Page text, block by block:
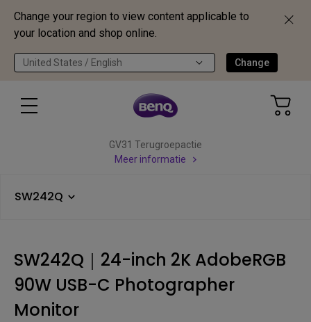
Change your region to view content applicable to
your location and shop online.
United States / English Change
GV31 Terugroepactie
Meer informatie
SW242Q
SW242Q｜24-inch 2K AdobeRGB
90W USB-C Photographer
Monitor